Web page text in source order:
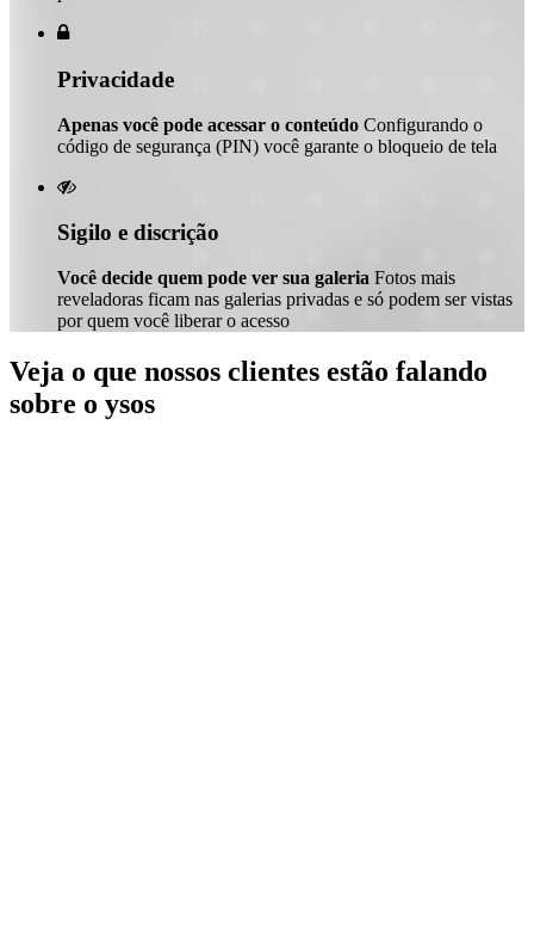

Privacidade
Apenas você pode acessar o conteúdo Configurando o
código de segurança (PIN) você garante o bloqueio de tela

Sigilo e discrição
Você decide quem pode ver sua galeria Fotos mais
reveladoras ficam nas galerias privadas e só podem ser vistas
por quem você liberar o acesso
Veja o que nossos clientes estão falando
sobre o ysos